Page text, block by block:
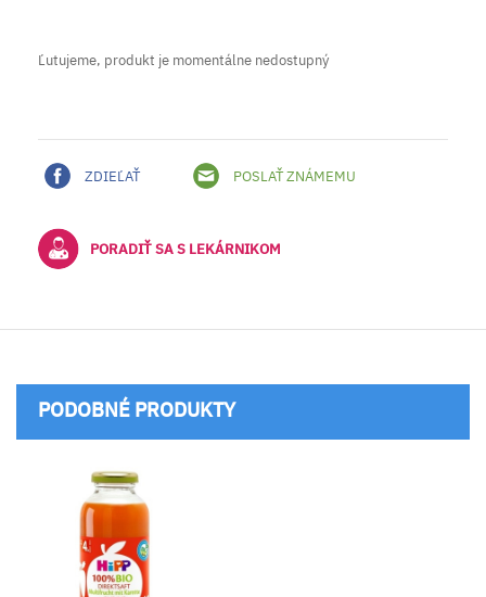
Ľutujeme, produkt je momentálne nedostupný
ZDIEĽAŤ POSLAŤ ZNÁMEMU
PORADIŤ SA S LEKÁRNIKOM
PODOBNÉ PRODUKTY